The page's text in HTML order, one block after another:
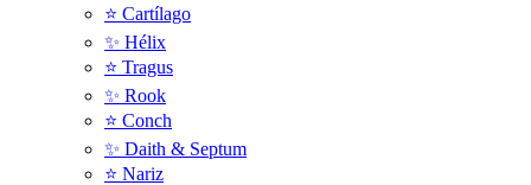
⭐️ Cartílago
✨ Hélix
⭐ Tragus
✨ Rook
⭐️ Conch
✨ Daith & Septum
⭐️ Nariz